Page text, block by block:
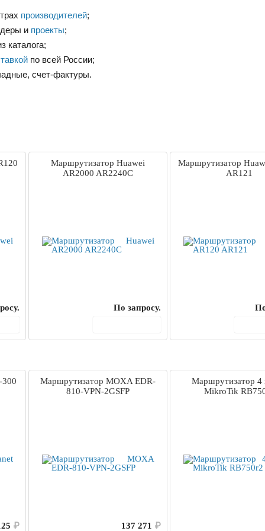
производителей;
и проекты;
каталога;
по всей России;
счет-фактуры.
Маршрутизатор Huawei
AR2000 AR2240C
По запросу.
Маршрутизатор
AR121
300
₽
Маршрутизатор MOXA EDR-
810-VPN-2GSFP
137 271 ₽
Маршрутизатор 4
MikroTik